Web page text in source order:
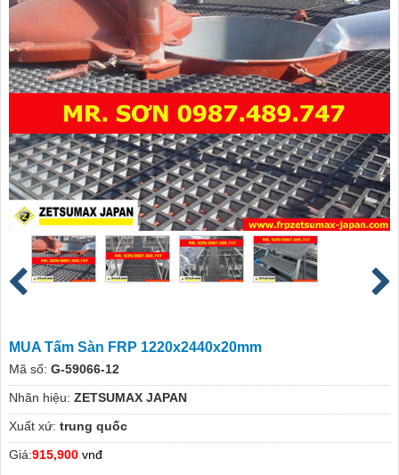
MUA Tấm Sàn FRP 1220x2440x20mm
Mã số: G-59066-12
Nhãn hiệu: ZETSUMAX JAPAN
Xuất xứ: trung quốc
Giá:915,900 vnđ